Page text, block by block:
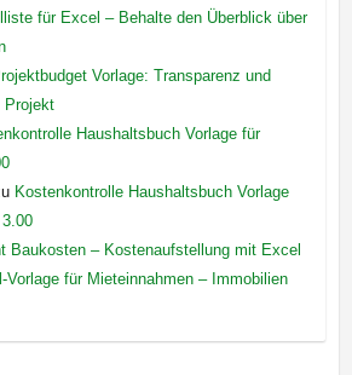
für Excel – Behalte den Überblick über
Vorlage: Transparenz und
Projekt
Haushaltsbuch Vorlage für
Kostenkontrolle Haushaltsbuch Vorlage
Baukosten – Kostenaufstellung mit Excel
Vorlage für Mieteinnahmen – Immobilien